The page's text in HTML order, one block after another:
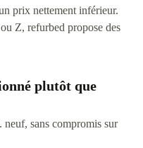
prix nettement inférieur.
Z, refurbed propose des
plutôt que
sans compromis sur